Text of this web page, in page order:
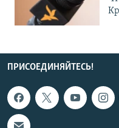
ПРИСОЕДИНЯЙТЕСЬ!